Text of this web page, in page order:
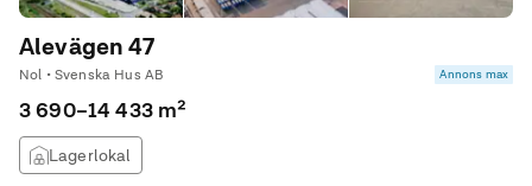
Alevägen 47
Nol • Svenska Hus AB Annons max
3 690–14 433 m²
Lagerlokal